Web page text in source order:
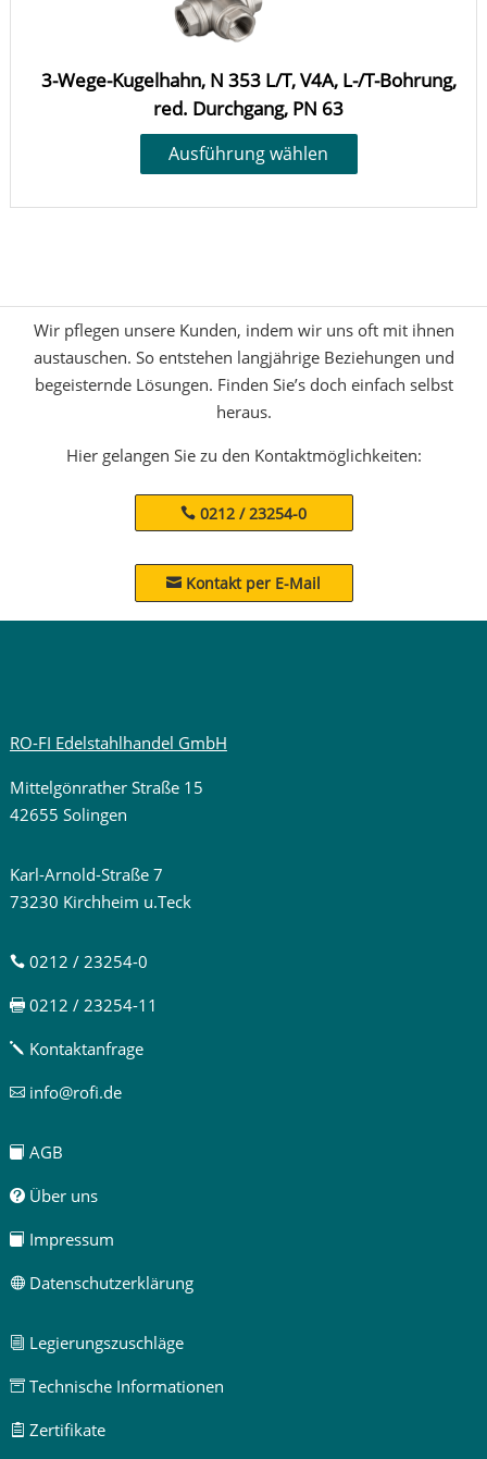
3-Wege-Kugelhahn, N 353 L/T, V4A, L-/T-Bohrung,
red. Durchgang, PN 63
Ausführung wählen
Wir pflegen unsere Kunden, indem wir uns oft mit ihnen
austauschen. So entstehen langjährige Beziehungen und
begeisternde Lösungen. Finden Sie’s doch einfach selbst
heraus.
Hier gelangen Sie zu den Kontaktmöglichkeiten:
0212 / 23254-0
 Kontakt per E-Mail
RO-FI Edelstahlhandel GmbH
Mittelgönrather Straße 15
42655 Solingen
Karl-Arnold-Straße 7
73230 Kirchheim u.Teck
0212 / 23254-0
0212 / 23254-11
j Kontaktanfrage
info@rofi.de
 AGB
Über uns
 Impressum
Datenschutzerklärung
i Legierungszuschläge
Technische Informationen
 Zertifikate